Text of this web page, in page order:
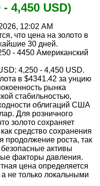
4,450 USD)
12:02 AM
что цена на золото в
30 дней.
- 4450 Американский
4,250 - 4,450 USD.
в $4341.42 за унцию
рынка
стабильностью,
облигаций США
Для розничного
золото сохраняет
средство сохранения
продолжение роста, так
активы
факторы давления.
цена определяется
не только локальными